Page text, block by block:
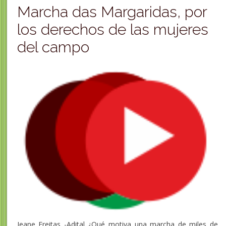
Marcha das Margaridas, por
los derechos de las mujeres
del campo